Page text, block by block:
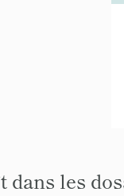
dans les